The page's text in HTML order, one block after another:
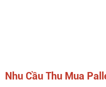
Nhu Cầu Thu Mua